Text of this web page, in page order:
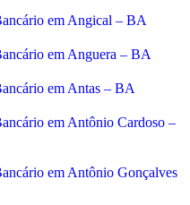
em Angical – BA
em Anguera – BA
em Antas – BA
em Antônio Cardoso –
em Antônio Gonçalves